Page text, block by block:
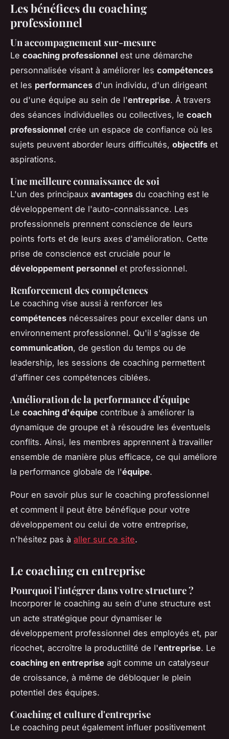
Les bénéfices du coaching
professionnel
Un accompagnement sur-mesure
Le coaching professionnel est une démarche
personnalisée visant à améliorer les compétences
et les performances d'un individu, d'un dirigeant
ou d'une équipe au sein de l'entreprise. À travers
des séances individuelles ou collectives, le coach
professionnel crée un espace de confiance où les
sujets peuvent aborder leurs difficultés, objectifs et
aspirations.
Une meilleure connaissance de soi
L'un des principaux avantages du coaching est le
développement de l'auto-connaissance. Les
professionnels prennent conscience de leurs
points forts et de leurs axes d'amélioration. Cette
prise de conscience est cruciale pour le
développement personnel et professionnel.
Renforcement des compétences
Le coaching vise aussi à renforcer les
compétences nécessaires pour exceller dans un
environnement professionnel. Qu'il s'agisse de
communication, de gestion du temps ou de
leadership, les sessions de coaching permettent
d'affiner ces compétences ciblées.
Amélioration de la performance d'équipe
Le coaching d'équipe contribue à améliorer la
dynamique de groupe et à résoudre les éventuels
conflits. Ainsi, les membres apprennent à travailler
ensemble de manière plus efficace, ce qui améliore
la performance globale de l'équipe.
Pour en savoir plus sur le coaching professionnel
et comment il peut être bénéfique pour votre
développement ou celui de votre entreprise,
n'hésitez pas à aller sur ce site.
Le coaching en entreprise
Pourquoi l'intégrer dans votre structure ?
Incorporer le coaching au sein d'une structure est
un acte stratégique pour dynamiser le
développement professionnel des employés et, par
ricochet, accroître la productilité de l'entreprise. Le
coaching en entreprise agit comme un catalyseur
de croissance, à même de débloquer le plein
potentiel des équipes.
Coaching et culture d'entreprise
Le coaching peut également influer positivement